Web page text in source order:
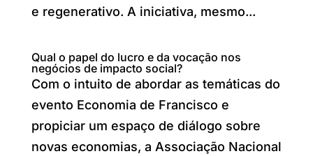
e regenerativo. A iniciativa, mesmo...
Qual o papel do lucro e da vocação nos
negócios de impacto social?
Com o intuito de abordar as temáticas do
evento Economia de Francisco e
propiciar um espaço de diálogo sobre
novas economias, a Associação Nacional